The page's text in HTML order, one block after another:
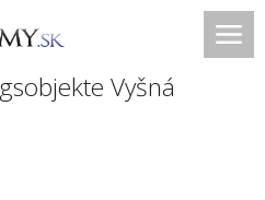
Vyšná